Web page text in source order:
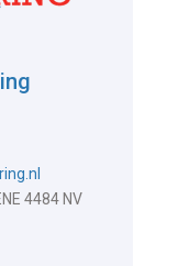
4484 NV